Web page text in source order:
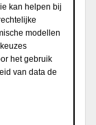
kan helpen bij
modellen
het gebruik
van data de